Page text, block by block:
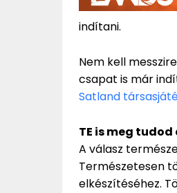
indítani.
Nem kell
csapat is már
Satland
TE is meg
A válasz
Természetesen
elkészítéséhez.